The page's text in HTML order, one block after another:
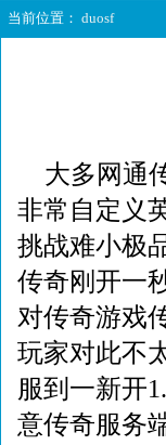
当前位置： duosf
大多网通
非常自定义
挑战难小极
传奇刚开一
对传奇游戏
玩家对此不
服到一新开
意传奇服务